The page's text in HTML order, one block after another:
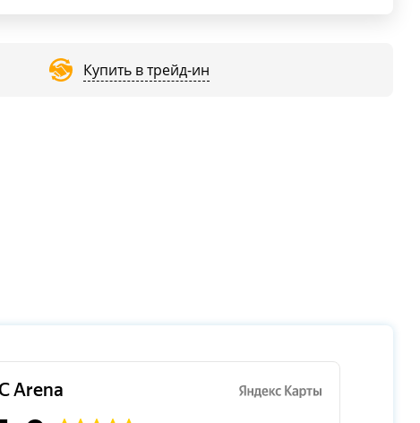
Купить в трейд-ин